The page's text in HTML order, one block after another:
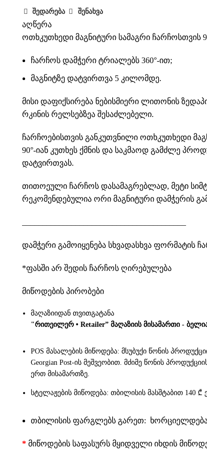
შედარება შენახვა
აღწერა
ოთხკუთხედი მაგნიტური სამაგრი ჩარჩოსთვის
ჩარჩოს დამჭერი ტრიალებს 360°-ით;
მაგნიტზე დატვირთვა 5 კილომდე.
მისი დაფიქსირება ნებისმიერი ლითონის
რკინის რელსებზეა შესაძლებელი.
ჩარჩოებისთვის განკუთვნილი ოთხკუთხედი
90°-იან კუთხეს ქმნის და საკმაოდ გამძლე
დატვირთვას.
თითოეული ჩარჩოს დასამაგრებლად, მეტი
რეკომენდებულია ორი მაგნიტური დამჭერის
დამჭერი გამოიყენება სხვადასხვა ფორმატის
*ფასში არ შედის ჩარჩოს ღირებულება
მიწოდების პირობები
მაღაზიიდან თვითგატანა
"რითეილერ • Retailer” მაღაზიის მისამართი -
POS მასალების მიწოდება: მსუბუქი წონის
Georgian Post-ის მეშვეობით. მძიმე წონის
ერთ მისამართზე.
სტელაჟების მიწოდება: თბილისის მასშტაბით 140 ₾
თბილისის ფარგლებს გარეთ: ხორციელდება
* მიწოდების საფასურს მყიდველი იხდის